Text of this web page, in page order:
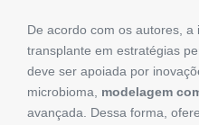
De acordo com os autores,
transplante em estratégias
deve ser apoiada por
microbioma, modelagem
avançada. Dessa forma,